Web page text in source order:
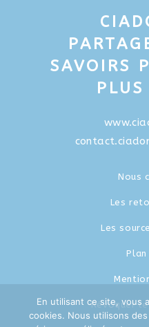
SAVOIRS
Nous
Les
Les
Révoquer
En utilisant ce site, vous
cookies. Nous utilisons